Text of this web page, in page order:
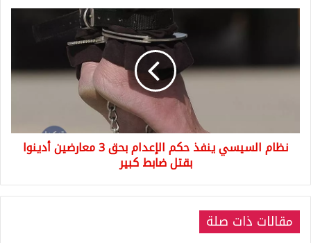
السيسي
الإعدام
أدينوا
بقتل
نظام السيسي ينفذ حكم الإعدام بحق 3 معارضين أدينوا
بقتل ضابط كبير
مقالات ذات صلة